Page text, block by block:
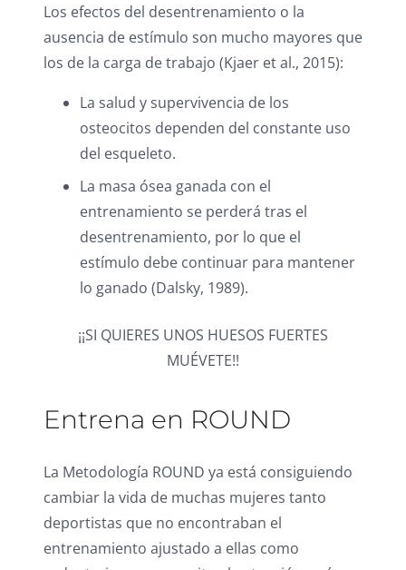
Los efectos del desentrenamiento o la
ausencia de estímulo son mucho mayores que
los de la carga de trabajo (Kjaer et al., 2015):
La salud y supervivencia de los
osteocitos dependen del constante uso
del esqueleto.
La masa ósea ganada con el
entrenamiento se perderá tras el
desentrenamiento, por lo que el
estímulo debe continuar para mantener
lo ganado (Dalsky, 1989).
¡¡SI QUIERES UNOS HUESOS FUERTES
MUÉVETE!!
Entrena en ROUND
La Metodología ROUND ya está consiguiendo
cambiar la vida de muchas mujeres tanto
deportistas que no encontraban el
entrenamiento ajustado a ellas como